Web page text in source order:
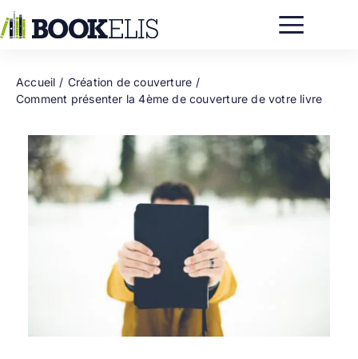
au
contenu
Accueil
Création de couverture
Comment présenter la 4ème de couverture de votre livre